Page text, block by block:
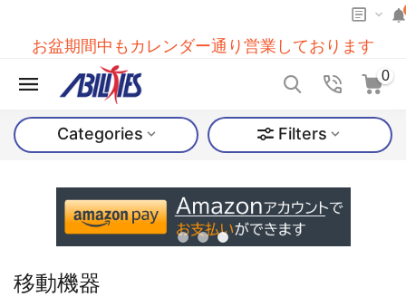
お盆期間中もカレンダー通り営業しております
0
Categories Filters
移動機器